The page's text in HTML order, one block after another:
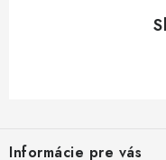
Informácie pre vás